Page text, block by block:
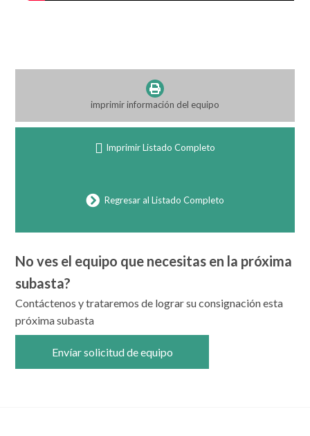
imprimir información del equipo
Imprimir Listado Completo
Regresar al Listado Completo
No ves el equipo que necesitas en la próxima
subasta?
Contáctenos y trataremos de lograr su consignación esta
próxima subasta
Envíar solicitud de equipo